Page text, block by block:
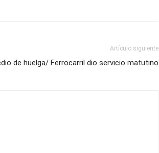
Artículo siguiente
de huelga/ Ferrocarril dio servicio matutino